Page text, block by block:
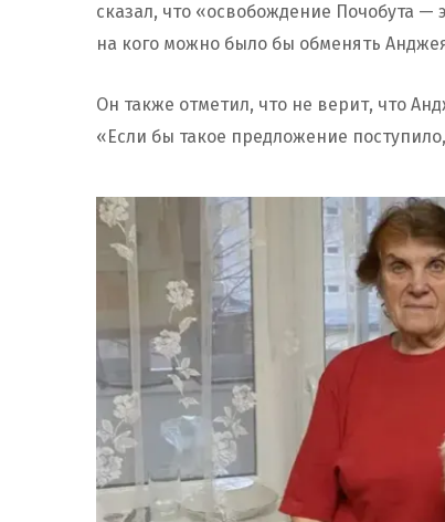
сказал, что «освобождение Почобута
на кого можно было бы обменять
Он также отметил, что не верит, что
«Если бы такое предложение